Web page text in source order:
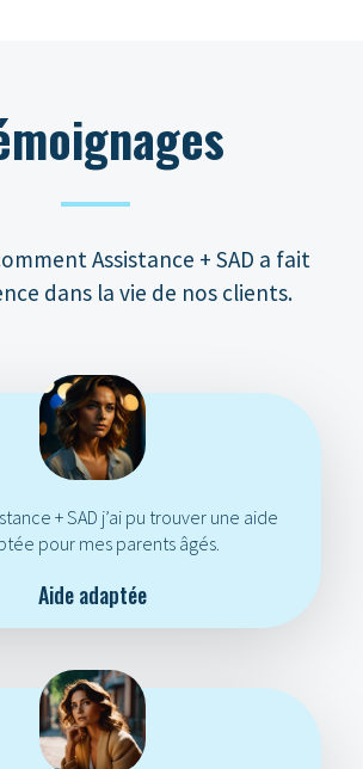
Assistance + SAD a fait
dans la vie de nos clients.
+ SAD j’ai pu trouver une aide
pour mes parents âgés.
Aide adaptée